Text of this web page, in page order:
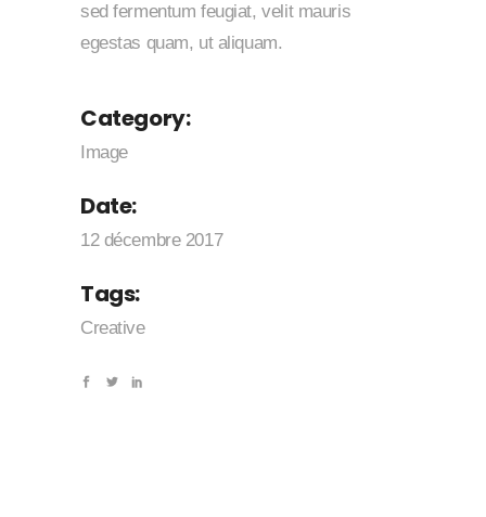
sed fermentum feugiat, velit mauris
egestas quam, ut aliquam.
Category:
Image
Date:
12 décembre 2017
Tags:
Creative